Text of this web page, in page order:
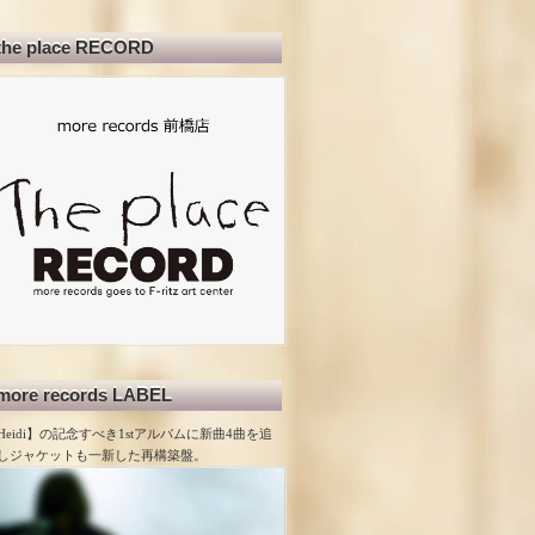
place RECORD
records LABEL
】の記念すべき1stアルバムに新曲4曲を追
ジャケットも一新した再構築盤。